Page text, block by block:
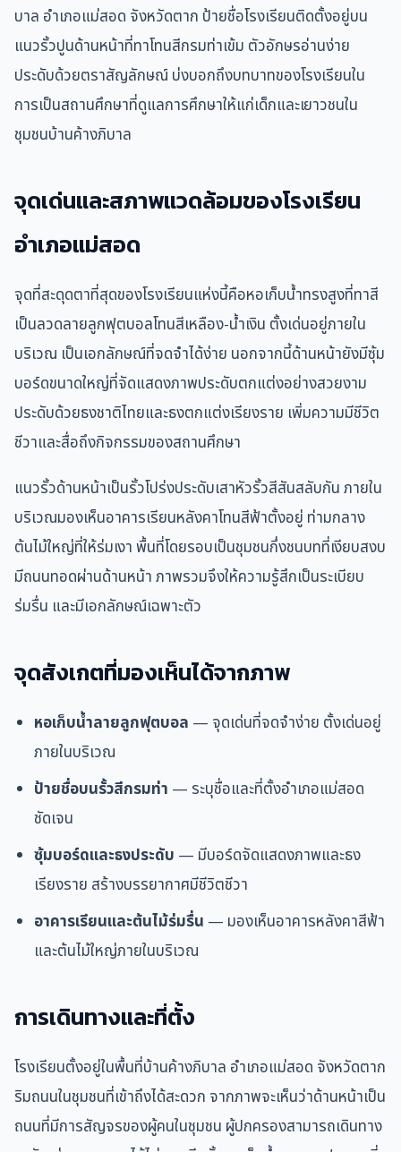
บาล อำเภอแม่สอด จังหวัดตาก ป้ายชื่อโรงเรียนติดตั้งอยู่บน
แนวรั้วปูนด้านหน้าที่ทาโทนสีกรมท่าเข้ม ตัวอักษรอ่านง่าย
ประดับด้วยตราสัญลักษณ์ บ่งบอกถึงบทบาทของโรงเรียนใน
การเป็นสถานศึกษาที่ดูแลการศึกษาให้แก่เด็กและเยาวชนใน
ชุมชนบ้านค้างภิบาล
จุดเด่นและสภาพแวดล้อมของโรงเรียน
อำเภอแม่สอด
จุดที่สะดุดตาที่สุดของโรงเรียนแห่งนี้คือหอเก็บน้ำทรงสูงที่ทาสี
เป็นลวดลายลูกฟุตบอลโทนสีเหลือง-น้ำเงิน ตั้งเด่นอยู่ภายใน
บริเวณ เป็นเอกลักษณ์ที่จดจำได้ง่าย นอกจากนี้ด้านหน้ายังมีซุ้ม
บอร์ดขนาดใหญ่ที่จัดแสดงภาพประดับตกแต่งอย่างสวยงาม
ประดับด้วยธงชาติไทยและธงตกแต่งเรียงราย เพิ่มความมีชีวิต
ชีวาและสื่อถึงกิจกรรมของสถานศึกษา
แนวรั้วด้านหน้าเป็นรั้วโปร่งประดับเสาหัวรั้วสีสันสลับกัน ภายใน
บริเวณมองเห็นอาคารเรียนหลังคาโทนสีฟ้าตั้งอยู่ ท่ามกลาง
ต้นไม้ใหญ่ที่ให้ร่มเงา พื้นที่โดยรอบเป็นชุมชนกึ่งชนบทที่เงียบสงบ
มีถนนทอดผ่านด้านหน้า ภาพรวมจึงให้ความรู้สึกเป็นระเบียบ
ร่มรื่น และมีเอกลักษณ์เฉพาะตัว
จุดสังเกตที่มองเห็นได้จากภาพ
หอเก็บน้ำลายลูกฟุตบอล — จุดเด่นที่จดจำง่าย ตั้งเด่นอยู่
ภายในบริเวณ
ป้ายชื่อบนรั้วสีกรมท่า — ระบุชื่อและที่ตั้งอำเภอแม่สอด
ชัดเจน
ซุ้มบอร์ดและธงประดับ — มีบอร์ดจัดแสดงภาพและธง
เรียงราย สร้างบรรยากาศมีชีวิตชีวา
อาคารเรียนและต้นไม้ร่มรื่น — มองเห็นอาคารหลังคาสีฟ้า
และต้นไม้ใหญ่ภายในบริเวณ
การเดินทางและที่ตั้ง
โรงเรียนตั้งอยู่ในพื้นที่บ้านค้างภิบาล อำเภอแม่สอด จังหวัดตาก
ริมถนนในชุมชนที่เข้าถึงได้สะดวก จากภาพจะเห็นว่าด้านหน้าเป็น
ถนนที่มีการสัญจรของผู้คนในชุมชน ผู้ปกครองสามารถเดินทาง